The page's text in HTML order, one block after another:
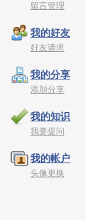
留言管理
我的好友
好友请求
我的分享
添加分享
我的知识
我要提问
我的帐户
头像更换